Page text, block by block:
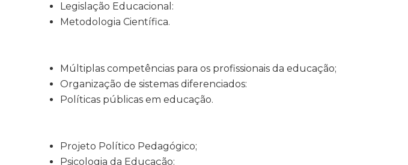
Legislação Educacional:
Metodologia Científica.
Múltiplas competências para os profissionais da educação;
Organização de sistemas diferenciados:
Políticas públicas em educação.
Projeto Político Pedagógico;
Psicologia da Educação: